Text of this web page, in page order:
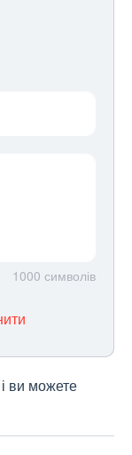
1000 символів
і ви можете